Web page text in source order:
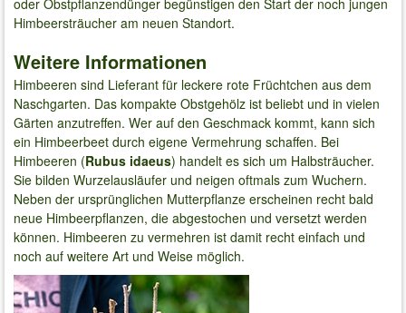
oder Obstpflanzendünger begünstigen den Start der noch jungen
Himbeersträucher am neuen Standort.
Weitere Informationen
Himbeeren sind Lieferant für leckere rote Früchtchen aus dem
Naschgarten. Das kompakte Obstgehölz ist beliebt und in vielen
Gärten anzutreffen. Wer auf den Geschmack kommt, kann sich
ein Himbeerbeet durch eigene Vermehrung schaffen. Bei
Himbeeren (Rubus idaeus) handelt es sich um Halbsträucher.
Sie bilden Wurzelausläufer und neigen oftmals zum Wuchern.
Neben der ursprünglichen Mutterpflanze erscheinen recht bald
neue Himbeerpflanzen, die abgestochen und versetzt werden
können. Himbeeren zu vermehren ist damit recht einfach und
noch auf weitere Art und Weise möglich.